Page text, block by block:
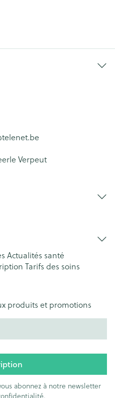
telenet.be
Verpeut
Actualités santé
Tarifs des soins
produits et promotions
abonnez à notre newsletter
.